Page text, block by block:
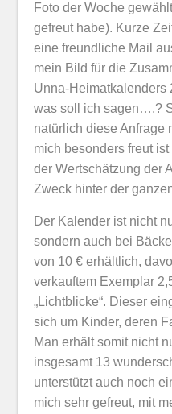
Foto der Woche
gefreut habe). Kurze
eine freundliche Mail
mein Bild für die
Unna-Heimatkalenders
was soll ich sagen….?
natürlich diese Anfrage
mich besonders freut
der Wertschätzung der
Zweck hinter der
Der Kalender ist nicht
sondern auch bei
von 10 € erhältlich,
verkauftem Exemplar
„Lichtblicke“. Dieser
sich um Kinder, deren
Man erhält somit nicht
insgesamt 13
unterstützt auch noch
mich sehr gefreut, mit